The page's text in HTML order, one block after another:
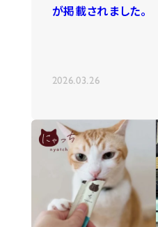
が掲載されました。
2026.03.26